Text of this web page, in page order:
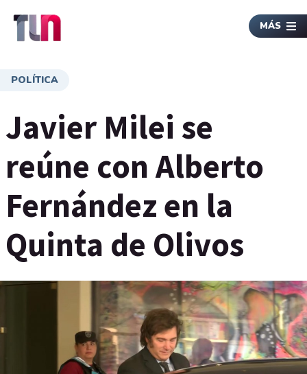
MÁS
POLÍTICA
Javier Milei se
reúne con Alberto
Fernández en la
Quinta de Olivos